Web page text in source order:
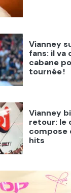
Vianney
fans: il va
cabane
tournée !
Vianney
retour: le
compose
hits